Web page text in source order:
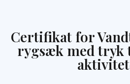
Certifikat for
rygsæk med tryk